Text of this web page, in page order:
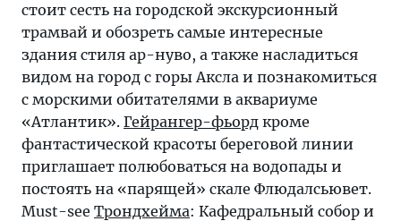
стоит сесть на городской экскурсионный
трамвай и обозреть самые интересные
здания стиля ар-нуво, а также насладиться
видом на город с горы Аксла и познакомиться
с морскими обитателями в аквариуме
«Атлантик». Гейрангер-фьорд кроме
фантастической красоты береговой линии
приглашает полюбоваться на водопады и
постоять на «парящей» скале Флюдалсьювет.
Must-see Трондхейма: Кафедральный собор и